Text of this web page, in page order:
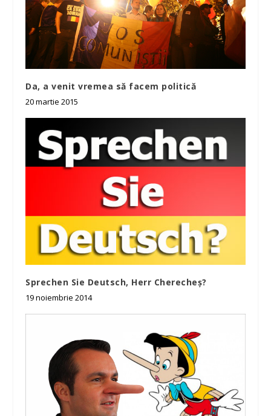
Da, a venit vremea să facem politică
20 martie 2015
Sprechen Sie Deutsch, Herr Cherecheș?
19 noiembrie 2014